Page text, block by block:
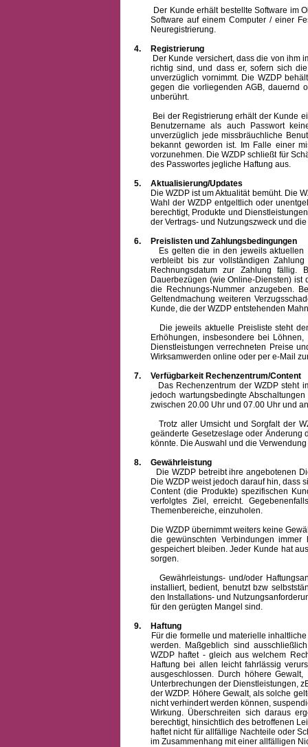
Der Kunde erhält bestellte Software im
Software auf einem Computer / einer
Neuregistrierung.
4.
Registrierung
Der Kunde versichert, dass die von ihm
richtig sind, und dass er, sofern sich
unverzüglich vornimmt. Die WZDP
gegen die vorliegenden AGB, dauernd
unberührt.
Bei der Registrierung erhält der Kunde
Benutzernameals auch Passwort
unverzüglich jede missbräuchliche
bekannt geworden ist. Im Falle einer
vorzunehmen. Die WZDP schließt für
des Passwortes jegliche Haftung aus.
5.
Aktualisierung/Updates
Die WZDP ist um Aktualität bemüht. Die
Wahl der WZDP entgeltlich oder
berechtigt, Produkte und
der Vertrags- und Nutzungszweck und
6.
Preislisten und Zahlungsbedingungen
Es gelten die in den jeweils aktuellen
verbleibt bis zur vollständigen
Rechnungsdatum zur Zahlung fällig.
Dauerbezügen (wie Online-Diensten)
die Rechnungs-Nummer anzugeben.
Geltendmachung weiteren
Kunde, die der WZDP entstehenden
Die jeweils aktuelle Preisliste steht dem
Erhöhungen, insbesondere bei
Dienstleistungen verrechneten Preise
Wirksamwerden online oder per e-Mail
7.
Verfügbarkeit Rechenzentrum/Content
Das Rechenzentrum der WZDP steht im
jedoch wartungsbedingte
zwischen 20.00 Uhr und 07.00 Uhr und
Trotz aller Umsicht und Sorgfalt der
geänderte Gesetzeslage oder Änderung
könnte. Die Auswahl und die
8.
Gewährleistung
Die WZDP betreibt ihre angebotenen
Die WZDP weist jedoch darauf hin, dass
Content (die Produkte) spezifischen
verfolgtes Ziel, erreicht.
Themenbereiche, einzuholen.
Die WZDP übernimmt weiters keine
die gewünschten Verbindungen
gespeichert bleiben. Jeder Kunde hat
sorgen.
Gewährleistungs- und/oder
installiert, bedient, benutzt bzw
den Installations- und
für den gerügten Mangel sind.
9.
Haftung
Für die formelle und materielle
werden. Maßgeblich sind
WZDP haftet - gleich aus welchem
Haftung bei allen leicht fahrlässig
ausgeschlossen. Durch höhere
Unterbrechungen der Dienstleistungen,
der WZDP. Höhere Gewalt, als solche
nicht verhindert werden können,
Wirkung. Überschreiten sich daraus
berechtigt, hinsichtlich des betroffenen
haftet nicht für allfällige Nachteile oder
im Zusammenhang mit einer allfälligen